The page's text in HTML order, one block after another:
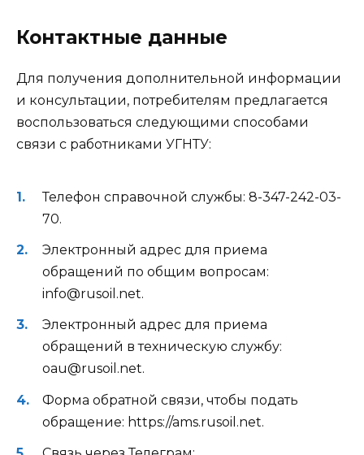
Контактные данные
Для получения дополнительной информации
и консультации, потребителям предлагается
воспользоваться следующими способами
связи с работниками УГНТУ:
Телефон справочной службы: 8-347-242-03-
70.
Электронный адрес для приема
обращений по общим вопросам:
info@rusoil.net.
Электронный адрес для приема
обращений в техническую службу:
oau@rusoil.net.
Форма обратной связи, чтобы подать
обращение: https://ams.rusoil.net.